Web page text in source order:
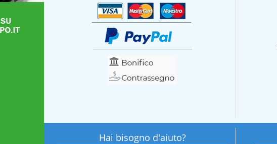
Hai bisogno d'aiuto?